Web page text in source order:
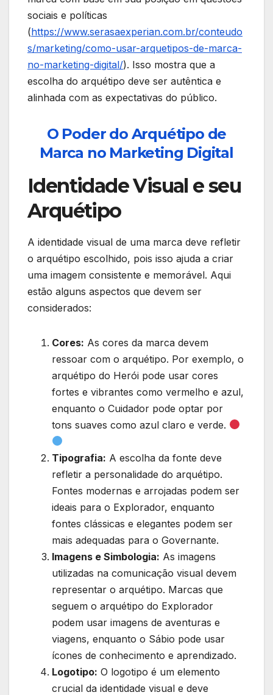
sociais e políticas
(https://www.serasaexperian.com.br/conteudo
s/marketing/como-usar-arquetipos-de-marca-
no-marketing-digital/). Isso mostra que a
escolha do arquétipo deve ser autêntica e
alinhada com as expectativas do público.
O Poder do Arquétipo de
Marca no Marketing Digital
Identidade Visual e seu
Arquétipo
A identidade visual de uma marca deve refletir
o arquétipo escolhido, pois isso ajuda a criar
uma imagem consistente e memorável. Aqui
estão alguns aspectos que devem ser
considerados:
Cores: As cores da marca devem
ressoar com o arquétipo. Por exemplo, o
arquétipo do Herói pode usar cores
fortes e vibrantes como vermelho e azul,
enquanto o Cuidador pode optar por
tons suaves como azul claro e verde.
Tipografia: A escolha da fonte deve
refletir a personalidade do arquétipo.
Fontes modernas e arrojadas podem ser
ideais para o Explorador, enquanto
fontes clássicas e elegantes podem ser
mais adequadas para o Governante.
Imagens e Simbologia: As imagens
utilizadas na comunicação visual devem
representar o arquétipo. Marcas que
seguem o arquétipo do Explorador
podem usar imagens de aventuras e
viagens, enquanto o Sábio pode usar
ícones de conhecimento e aprendizado.
Logotipo: O logotipo é um elemento
crucial da identidade visual e deve